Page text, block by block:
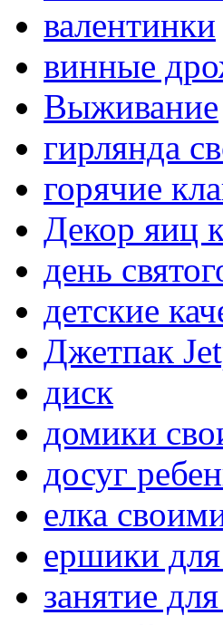
валентинки
винные
Выживание
гирлянда
горячие
Декор яиц
день
детские
Джетпак
диск
домики
досуг
елка
ершики
занятие